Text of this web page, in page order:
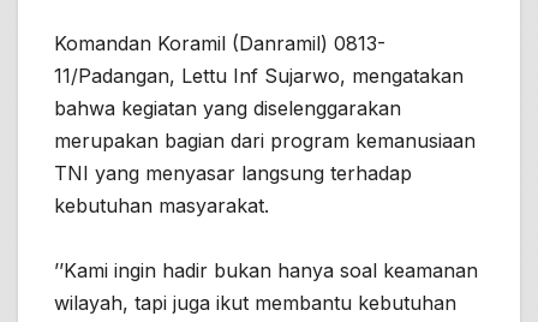
Komandan Koramil (Danramil) 0813-
11/Padangan, Lettu Inf Sujarwo, mengatakan
bahwa kegiatan yang diselenggarakan
merupakan bagian dari program kemanusiaan
TNI yang menyasar langsung terhadap
kebutuhan masyarakat.
’’Kami ingin hadir bukan hanya soal keamanan
wilayah, tapi juga ikut membantu kebutuhan